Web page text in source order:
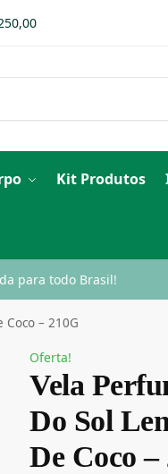
Kit Produtos
para todo Brasil!
Coco – 210G
Oferta!
Vela
Do Sol
De Coco –